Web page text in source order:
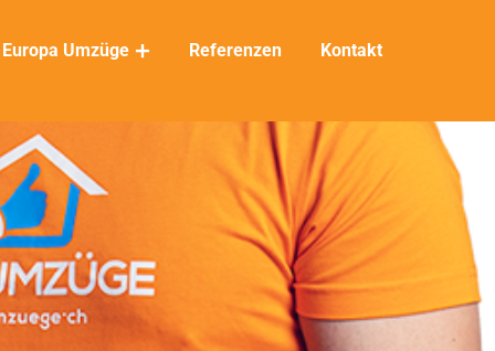
Europa Umzüge Referenzen Kontakt